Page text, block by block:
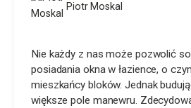
Piotr Moskal
Nie każdy z nas może pozwolić
posiadania okna w łazience, o
mieszkańcy bloków. Jednak
większe pole manewru.